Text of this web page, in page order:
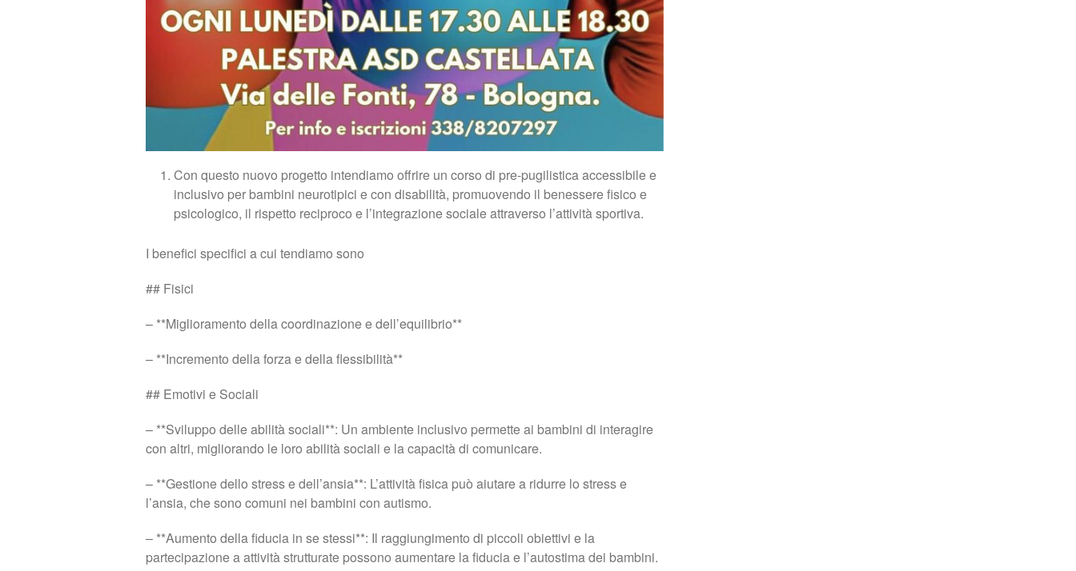
Con questo nuovo progetto intendiamo offrire un corso di pre-pugilistica accessibile e
inclusivo per bambini neurotipici e con disabilità, promuovendo il benessere fisico e
psicologico, il rispetto reciproco e l’integrazione sociale attraverso l’attività sportiva.
I benefici specifici a cui tendiamo sono
## Fisici
– **Miglioramento della coordinazione e dell’equilibrio**
– **Incremento della forza e della flessibilità**
## Emotivi e Sociali
– **Sviluppo delle abilità sociali**: Un ambiente inclusivo permette ai bambini di interagire
con altri, migliorando le loro abilità sociali e la capacità di comunicare.
– **Gestione dello stress e dell’ansia**: L’attività fisica può aiutare a ridurre lo stress e
l’ansia, che sono comuni nei bambini con autismo.
– **Aumento della fiducia in se stessi**: Il raggiungimento di piccoli obiettivi e la
partecipazione a attività strutturate possono aumentare la fiducia e l’autostima dei bambini.